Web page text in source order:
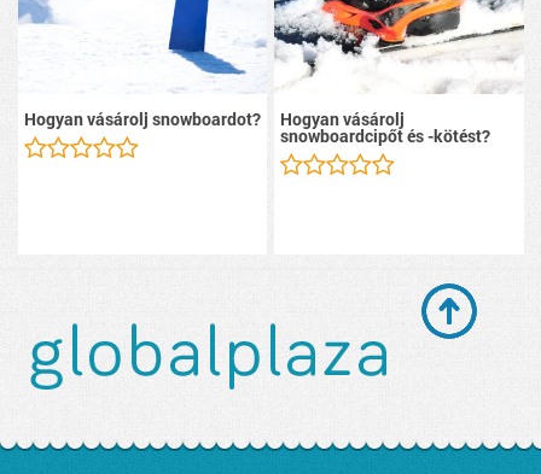
Hogyan vásárolj snowboardot? Hogyan vásárolj
snowboardcipőt és -kötést?